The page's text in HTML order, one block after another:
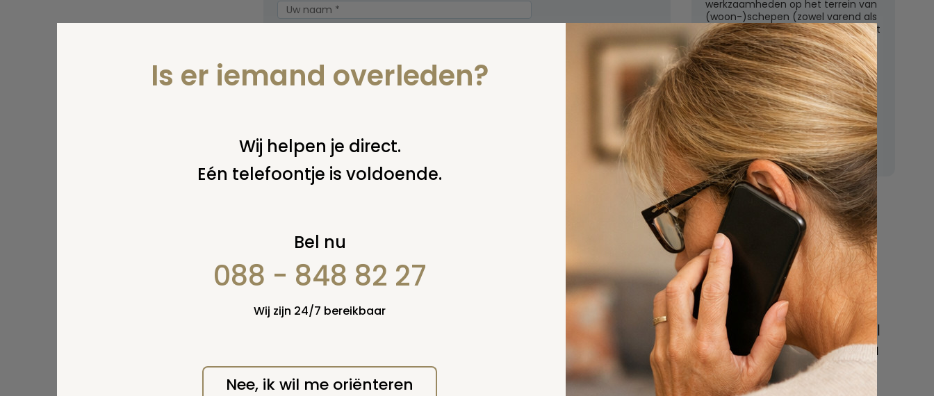
werkzaamheden op het terrein van
(woon-)schepen (zowel varend als
liggend) en het ondernemingsrecht
met een zeer uitgebreid
dienstenpakket.
Een orienterend gesprek op het
kantoor te Weesp is kosteloos en
vrijblijvend. Aarzelt u dan ook niet
om hiervan gebruik te maken.
Nu
een uitvaart
regelen
Beschrijf uw wensen
online of bel ons geheel
vrijblijvend voor hulp na
een overlijden.
Is er iemand overleden?
Wij helpen je direct.
Eén telefoontje is voldoende.
Bel nu
088 - 848 82 27
Wij zijn 24/7 bereikbaar
Nee, ik wil me oriënteren